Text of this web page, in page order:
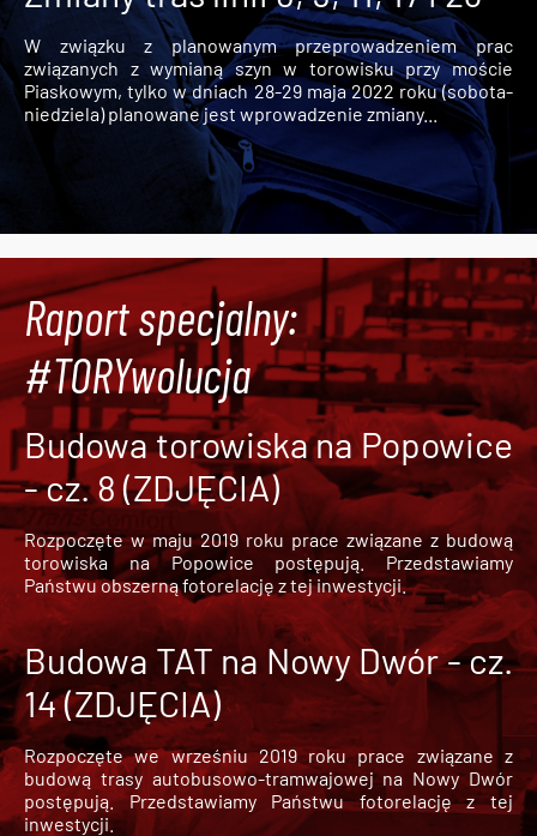
W związku z planowanym przeprowadzeniem prac
związanych z wymianą szyn w torowisku przy moście
Piaskowym, tylko w dniach 28-29 maja 2022 roku (sobota-
niedziela) planowane jest wprowadzenie zmiany...
Raport specjalny:
#TORYwolucja
Budowa torowiska na Popowice
- cz. 8 (ZDJĘCIA)
Rozpoczęte w maju 2019 roku prace związane z budową
torowiska na Popowice
postępują. Przedstawiamy
Państwu obszerną fotorelację z tej inwestycji.
Budowa TAT na Nowy Dwór - cz.
14 (ZDJĘCIA)
Rozpoczęte we wrześniu 2019 roku prace związane z
budową trasy autobusowo-tramwajowej na Nowy Dwór
postępują. Przedstawiamy Państwu fotorelację z tej
inwestycji.